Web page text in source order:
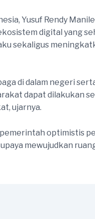
Yusuf Rendy
digital yang
sekaligus
di dalam negeri
dapat dilakukan
ujarnya.
optimistis
mewujudkan